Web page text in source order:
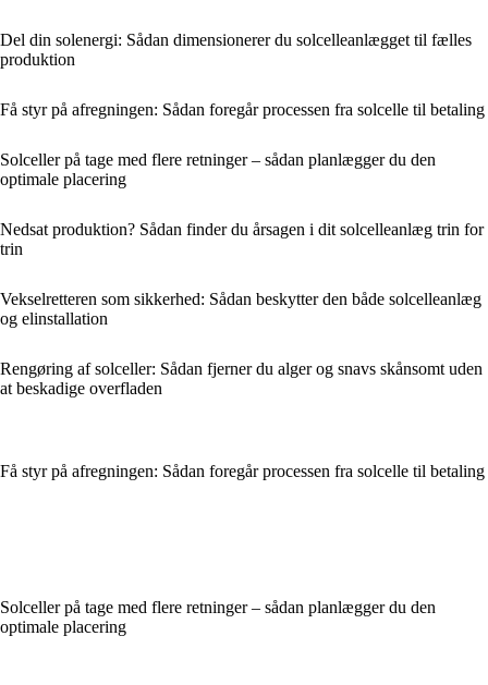
Del din solenergi: Sådan dimensionerer du solcelleanlægget til fælles
produktion
Få styr på afregningen: Sådan foregår processen fra solcelle til betaling
Solceller på tage med flere retninger – sådan planlægger du den
optimale placering
Nedsat produktion? Sådan finder du årsagen i dit solcelleanlæg trin for
trin
Vekselretteren som sikkerhed: Sådan beskytter den både solcelleanlæg
og elinstallation
Rengøring af solceller: Sådan fjerner du alger og snavs skånsomt uden
at beskadige overfladen
Få styr på afregningen: Sådan foregår processen fra solcelle til betaling
Solceller på tage med flere retninger – sådan planlægger du den
optimale placering